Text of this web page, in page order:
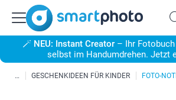
🪄 NEU: Instant Creator – Ihr
selbst im Handumdrehen. Jetzt
GESCHENKIDEEN FÜR KINDER FOTO-